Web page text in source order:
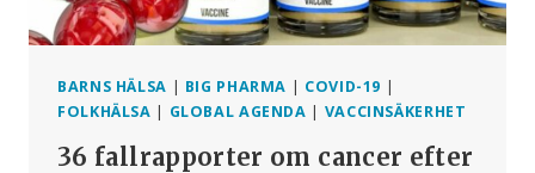
BARNS HÄLSA | BIG PHARMA | COVID-19 |
FOLKHÄLSA | GLOBAL AGENDA | VACCINSÄKERHET
36 fallrapporter om cancer efter